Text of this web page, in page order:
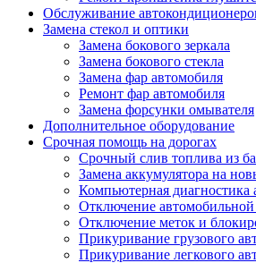
Обслуживание
Замена стекол и оптики
Замена бокового зеркала
Замена бокового стекла
Замена фар автомобиля
Ремонт фар автомобиля
Замена форсунки омывателя
Дополнительное оборудование
Срочная помощь на дорогах
Срочный слив топлива из
Замена аккумулятора на
Компьютерная диагностика
Отключение автомобильной
Отключение меток и
Прикуривание грузового
Прикуривание легкового